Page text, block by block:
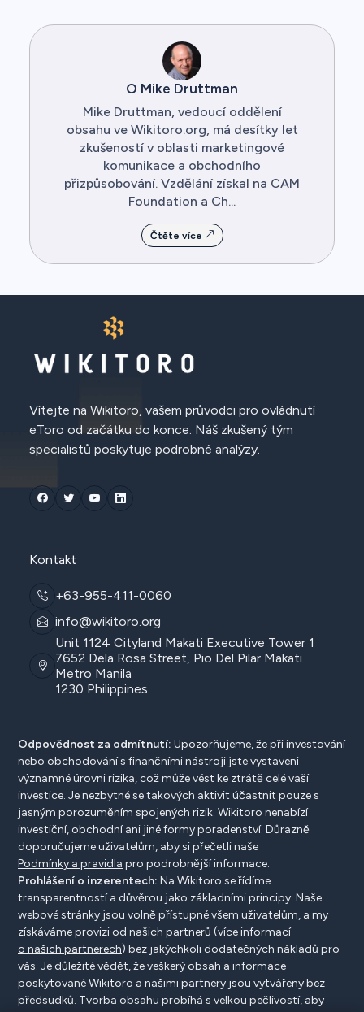
O Mike Druttman
Mike Druttman, vedoucí oddělení
obsahu ve Wikitoro.org, má desítky let
zkušeností v oblasti marketingové
komunikace a obchodního
přizpůsobování. Vzdělání získal na CAM
Foundation a Ch...
Čtěte více
Vítejte na Wikitoro, vašem průvodci pro ovládnutí
eToro od začátku do konce. Náš zkušený tým
specialistů poskytuje podrobné analýzy.
Kontakt
+63-955-411-0060
info@wikitoro.org
Unit 1124 Cityland Makati Executive Tower 1
7652 Dela Rosa Street, Pio Del Pilar Makati
Metro Manila
1230 Philippines
Odpovědnost za odmítnutí: Upozorňujeme, že při investování
nebo obchodování s finančními nástroji jste vystaveni
významné úrovni rizika, což může vést ke ztrátě celé vaší
investice. Je nezbytné se takových aktivit účastnit pouze s
jasným porozuměním spojených rizik. Wikitoro nenabízí
investiční, obchodní ani jiné formy poradenství. Důrazně
doporučujeme uživatelům, aby si přečetli naše
Podmínky a pravidla pro podrobnější informace.
Prohlášení o inzerentech: Na Wikitoro se řídíme
transparentností a důvěrou jako základními principy. Naše
webové stránky jsou volně přístupné všem uživatelům, a my
získáváme provizi od našich partnerů (více informací
o našich partnerech) bez jakýchkoli dodatečných nákladů pro
vás. Je důležité vědět, že veškerý obsah a informace
poskytované Wikitoro a našimi partnery jsou vytvářeny bez
předsudků. Tvorba obsahu probíhá s velkou pečlivostí, aby